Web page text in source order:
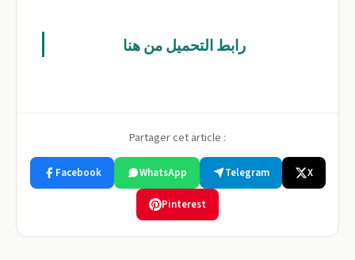
رابط التحميل من هنا
Partager cet article :
Facebook WhatsApp Telegram X
Pinterest